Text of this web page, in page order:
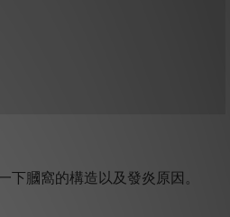
膕窩的構造以及發炎原因。